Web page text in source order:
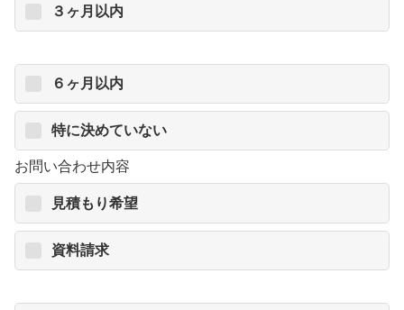
３ヶ月以内
６ヶ月以内
特に決めていない
お問い合わせ内容
見積もり希望
資料請求